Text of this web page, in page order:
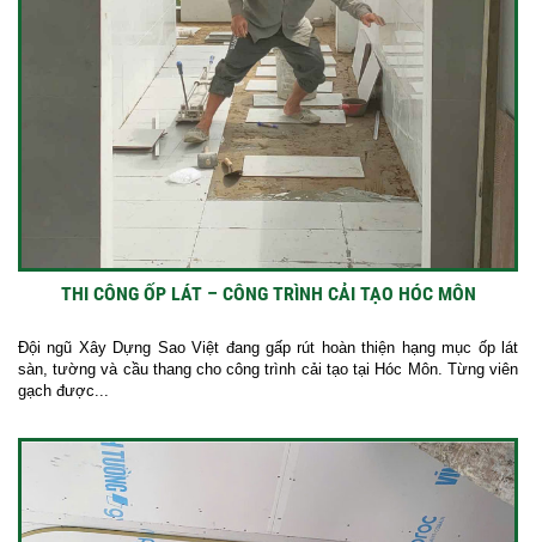
THI CÔNG ỐP LÁT – CÔNG TRÌNH CẢI TẠO HÓC MÔN
Đội ngũ Xây Dựng Sao Việt đang gấp rút hoàn thiện hạng mục ốp lát
sàn, tường và cầu thang cho công trình cải tạo tại Hóc Môn. Từng viên
gạch được...